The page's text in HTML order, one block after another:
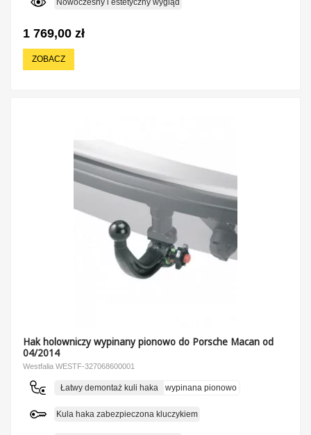
1 769,00 zł
ZOBACZ
Hak holowniczy wypinany pionowo do Porsche Macan od
04/2014
Westfalia WESTF-327068600001
Łatwy demontaż kuli haka wypinana pionowo
Kula haka zabezpieczona kluczykiem